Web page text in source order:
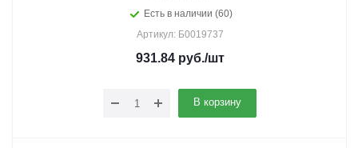
Есть в наличии (60)
Артикул: Б0019737
931.84руб./шт
В корзину